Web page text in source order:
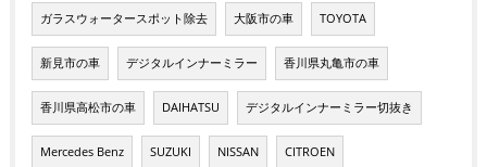
ガラスウォータースポット除去 大阪市の車 TOYOTA
新見市の車 デジタルインナーミラー 香川県丸亀市の車
香川県高松市の車 DAIHATSU デジタルインナーミラー切抜き
Mercedes Benz SUZUKI NISSAN CITROEN